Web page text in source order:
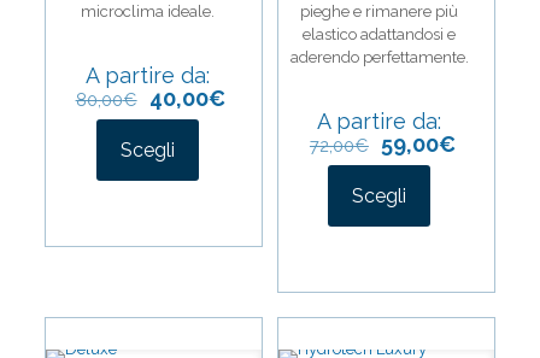
microclima ideale.
A partire da:
80,00€ 40,00€
Scegli
Questo
più
opzioni
pieghe e rimanere più
elastico adattandosi e
aderendo perfettamente.
A partire da:
72,00€ 59,00€
Scegli
Questo
più
varianti.